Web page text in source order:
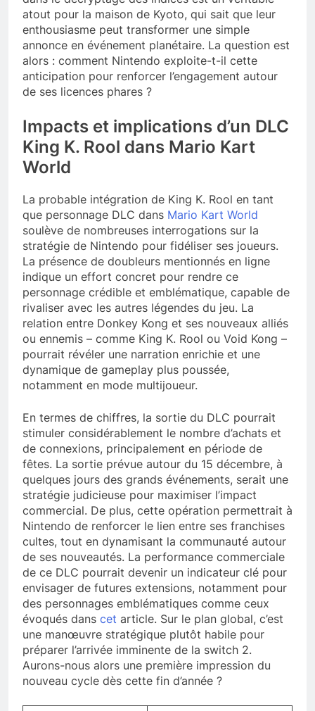
atout pour la maison de Kyoto, qui sait que leur
enthousiasme peut transformer une simple
annonce en événement planétaire. La question est
alors : comment Nintendo exploite-t-il cette
anticipation pour renforcer l’engagement autour
de ses licences phares ?
Impacts et implications d’un DLC
King K. Rool dans Mario Kart
World
La probable intégration de King K. Rool en tant
que personnage DLC dans Mario Kart World
soulève de nombreuses interrogations sur la
stratégie de Nintendo pour fidéliser ses joueurs.
La présence de doubleurs mentionnés en ligne
indique un effort concret pour rendre ce
personnage crédible et emblématique, capable de
rivaliser avec les autres légendes du jeu. La
relation entre Donkey Kong et ses nouveaux alliés
ou ennemis – comme King K. Rool ou Void Kong –
pourrait révéler une narration enrichie et une
dynamique de gameplay plus poussée,
notamment en mode multijoueur.
En termes de chiffres, la sortie du DLC pourrait
stimuler considérablement le nombre d’achats et
de connexions, principalement en période de
fêtes. La sortie prévue autour du 15 décembre, à
quelques jours des grands événements, serait une
stratégie judicieuse pour maximiser l’impact
commercial. De plus, cette opération permettrait à
Nintendo de renforcer le lien entre ses franchises
cultes, tout en dynamisant la communauté autour
de ses nouveautés. La performance commerciale
de ce DLC pourrait devenir un indicateur clé pour
envisager de futures extensions, notamment pour
des personnages emblématiques comme ceux
évoqués dans cet article. Sur le plan global, c’est
une manœuvre stratégique plutôt habile pour
préparer l’arrivée imminente de la switch 2.
Aurons-nous alors une première impression du
nouveau cycle dès cette fin d’année ?